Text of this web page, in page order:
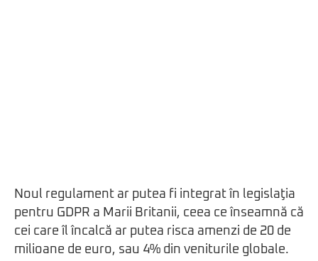
Noul regulament ar putea fi integrat în legislaţia
pentru GDPR a Marii Britanii, ceea ce înseamnă că
cei care îl încalcă ar putea risca amenzi de 20 de
milioane de euro, sau 4% din veniturile globale.